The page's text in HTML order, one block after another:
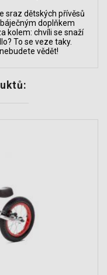
sraz dětských přívěsů
doplňkem
kolem: chvíli se snaží
To se veze taky.
vědět!